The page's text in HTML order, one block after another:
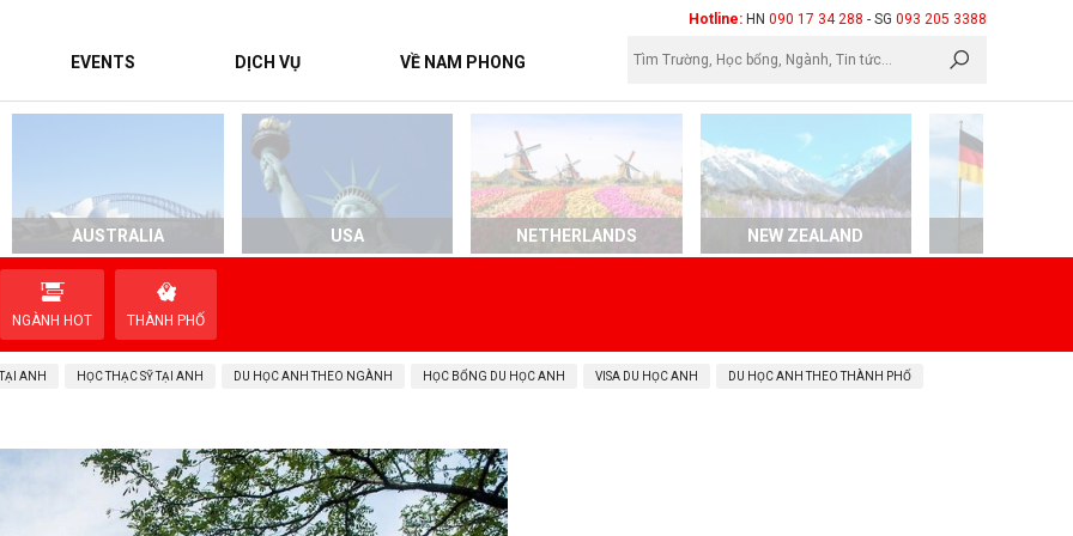
Hotline: HN 090 17 34 288 - SG 093 205 3388
EVENTS DỊCH VỤ VỀ NAM PHONG
AUSTRALIA USA NETHERLANDS NEW ZEALAND
NGÀNH HOT THÀNH PHỐ
ANH HỌC THẠC SỸ TẠI ANH DU HỌC ANH THEO NGÀNH HỌC BỔNG DU HỌC ANH VISA DU HỌC ANH DU HỌC ANH THEO THÀNH PHỐ